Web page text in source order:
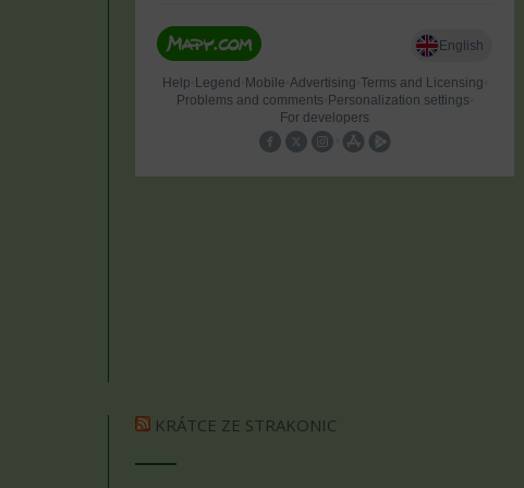
KRÁTCE ZE STRAKONIC